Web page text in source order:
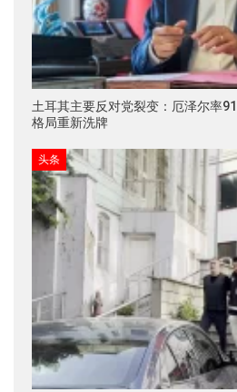
土耳其主要反对党裂变：厄泽尔率
格局重新洗牌
头条